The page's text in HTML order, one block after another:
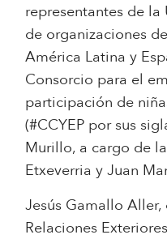
representantes de
de organizaciones
América Latina y
Consorcio para el
participación de
(#CCYEP por sus
Murillo, a cargo de
Etxeverria y Juan
Jesús Gamallo
Relaciones